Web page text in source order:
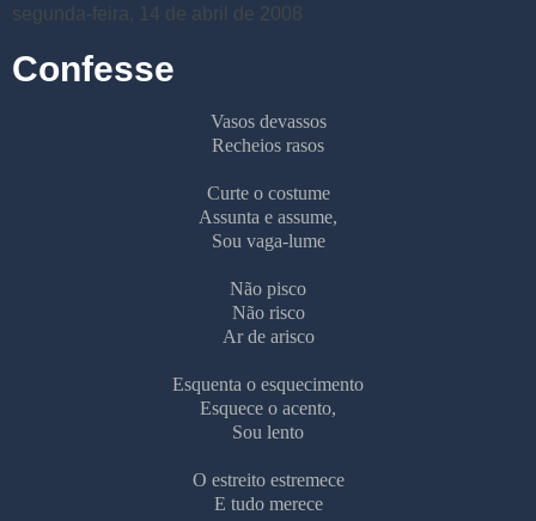
segunda-feira, 14 de abril de 2008
Confesse
Vasos devassos
Recheios rasos
Curte o costume
Assunta e assume,
Sou vaga-lume
Não pisco
Não risco
Ar de arisco
Esquenta o esquecimento
Esquece o acento,
Sou lento
O estreito estremece
E tudo merece